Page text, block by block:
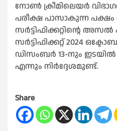
നോണ്‍ ക്രീമിലെയർ
പരീക്ഷ പാസാകുന്ന
സർട്ടിഫിക്കറ്റിന്റെ
സർട്ടിഫിക്കറ്റ് 2024
ഡിസംബർ 13-നും ഇടയില്‍
എന്നും നിർദ്ദേശമുണ്ട്.
Share